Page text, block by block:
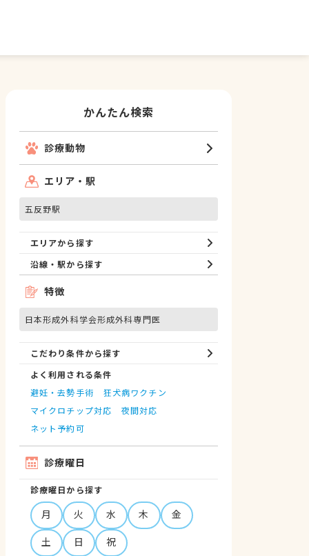
かんたん検索
診療動物
エリア・駅
五反野駅
エリアから探す
沿線・駅から探す
特徴
日本形成外科学会形成外科専門医
こだわり条件から探す
よく利用される条件
避妊・去勢手術
狂犬病ワクチン
マイクロチップ対応
夜間対応
ネット予約可
診療曜日
診療曜日から探す
月 火 水 木
金
土
日 祝